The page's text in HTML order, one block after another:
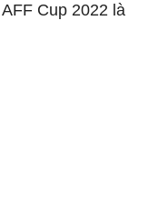
Cup 2022 là